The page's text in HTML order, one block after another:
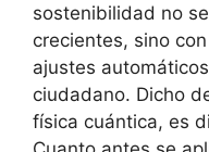
sostenibilidad no
crecientes, sino
ajustes
ciudadano. Dicho
física cuántica, es